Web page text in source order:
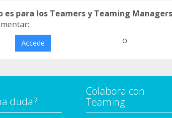
es para los Teamers y Teaming
Accede o
duda?
Colabora con
Teaming